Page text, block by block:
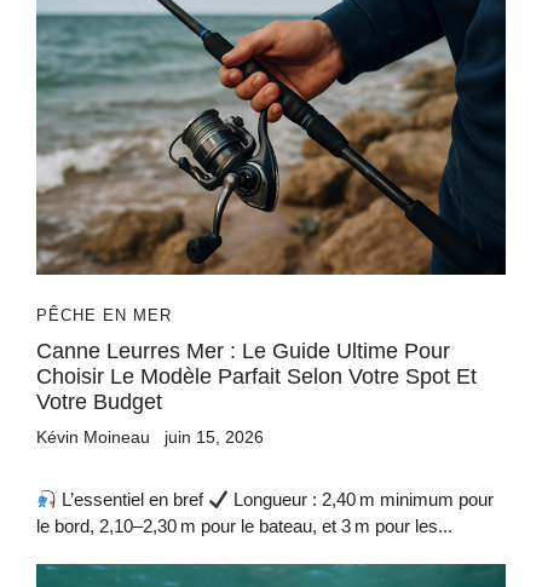
PÊCHE EN MER
Canne Leurres Mer : Le Guide Ultime Pour
Choisir Le Modèle Parfait Selon Votre Spot Et
Votre Budget
Kévin Moineau juin 15, 2026
L’essentiel en bref
Longueur : 2,40 m minimum pour
le bord, 2,10–2,30 m pour le bateau, et 3 m pour les...